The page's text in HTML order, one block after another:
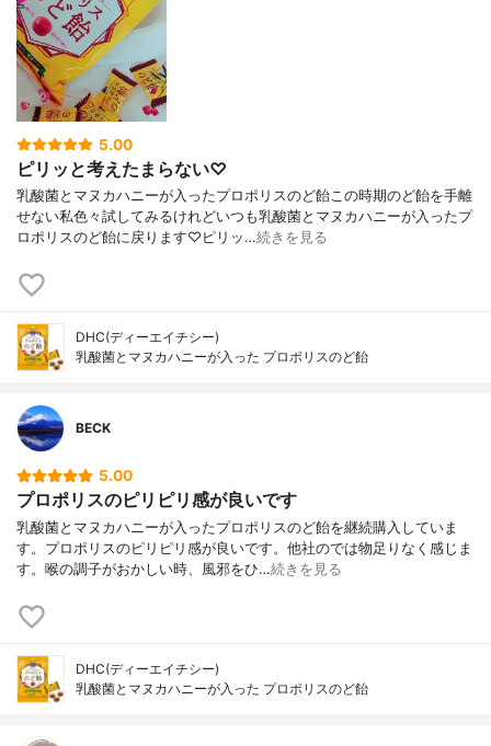
5.00
ピリッと考えたまらない♡
乳酸菌とマヌカハニーが入ったプロポリスのど飴この時期のど飴を手離
せない私色々試してみるけれどいつも乳酸菌とマヌカハニーが入ったプ
ロポリスのど飴に戻ります♡ピリッ…続きを見る
DHC(ディーエイチシー)
乳酸菌とマヌカハニーが入った プロポリスのど飴
BECK
5.00
プロポリスのピリピリ感が良いです
乳酸菌とマヌカハニーが入ったプロポリスのど飴を継続購入していま
す。プロポリスのピリピリ感が良いです。他社のでは物足りなく感じま
す。喉の調子がおかしい時、風邪をひ…続きを見る
DHC(ディーエイチシー)
乳酸菌とマヌカハニーが入った プロポリスのど飴